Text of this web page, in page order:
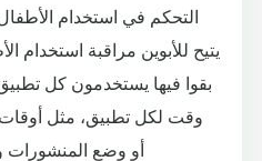
التحكم في استخدام
يتيح للأبوين مراقبة استخدام
بقوا فيها يستخدمون كل
وقت لكل تطبيق، مثل أوقات
أو وضع المنشورات